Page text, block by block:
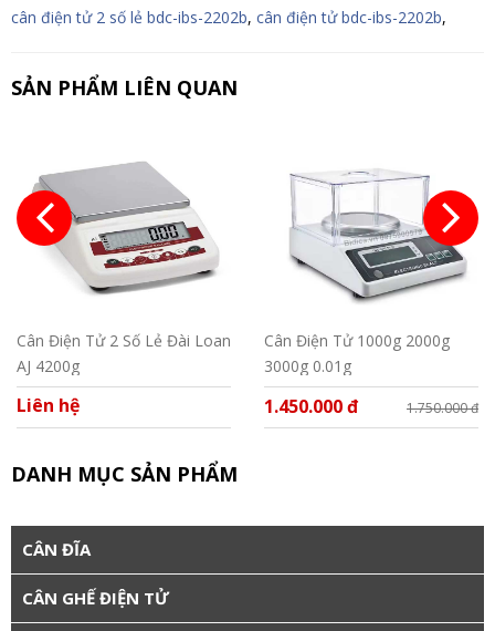
cân điện tử 2 số lẻ bdc-ibs-2202b, cân điện tử bdc-ibs-2202b,
SẢN PHẨM LIÊN QUAN
Cân Điện Tử 2 Số Lẻ Đài Loan
AJ 4200g
Liên hệ
Cân Điện Tử 1000g 2000g
3000g 0.01g
1.450.000 đ 1.750.000 đ
DANH MỤC SẢN PHẨM
CÂN ĐĨA
CÂN GHẾ ĐIỆN TỬ